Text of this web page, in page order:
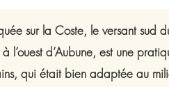
sur la Coste, le versant sud
l’ouest d’Aubune, est une
qui était bien adaptée au